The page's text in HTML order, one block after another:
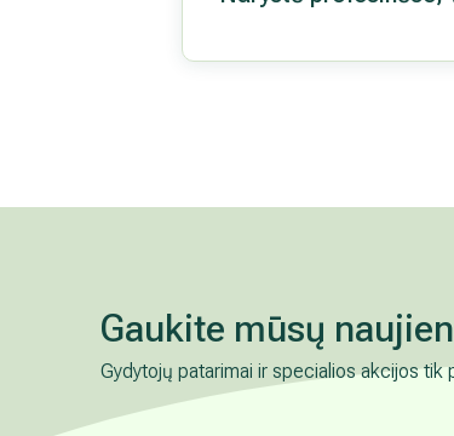
Gaukite mūsų
Gydytojų patarimai ir specialios akcijos tik